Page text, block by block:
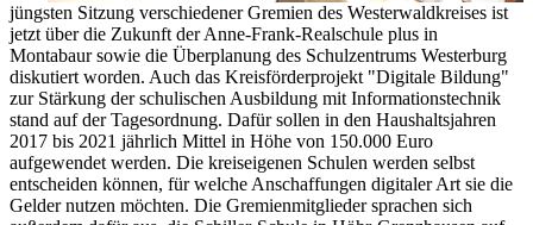
jüngsten Sitzung verschiedener Gremien des Westerwaldkreises ist
jetzt über die Zukunft der Anne-Frank-Realschule plus in
Montabaur sowie die Überplanung des Schulzentrums Westerburg
diskutiert worden. Auch das Kreisförderprojekt "Digitale Bildung"
zur Stärkung der schulischen Ausbildung mit Informationstechnik
stand auf der Tagesordnung. Dafür sollen in den Haushaltsjahren
2017 bis 2021 jährlich Mittel in Höhe von 150.000 Euro
aufgewendet werden. Die kreiseigenen Schulen werden selbst
entscheiden können, für welche Anschaffungen digitaler Art sie die
Gelder nutzen möchten. Die Gremienmitglieder sprachen sich